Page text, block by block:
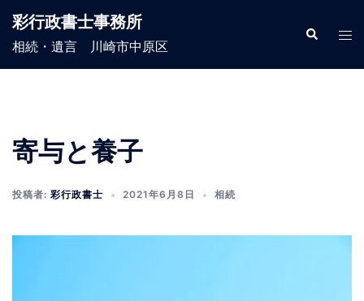
ン
彩行政書士事務所
相続・遺言 川崎市中原区
検
索
ト
寄与と養子
投稿者: 彩行政書士 2021年6月8日 相続